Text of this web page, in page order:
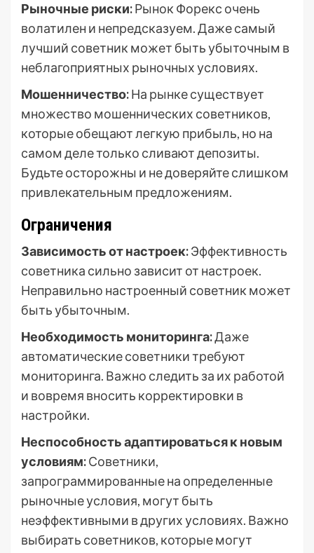
Рыночные риски:Рынок Форекс очень
волатилен и непредсказуем. Даже самый
лучший советник может быть убыточным в
неблагоприятных рыночных условиях.
Мошенничество:На рынке существует
множество мошеннических советников,
которые обещают легкую прибыль, но на
самом деле только сливают депозиты.
Будьте осторожны и не доверяйте слишком
привлекательным предложениям.
Ограничения
Зависимость от настроек:Эффективность
советника сильно зависит от настроек.
Неправильно настроенный советник может
быть убыточным.
Необходимость мониторинга:Даже
автоматические советники требуют
мониторинга. Важно следить за их работой
и вовремя вносить корректировки в
настройки.
Неспособность адаптироваться к новым
условиям:Советники,
запрограммированные на определенные
рыночные условия, могут быть
неэффективными в других условиях. Важно
выбирать советников, которые могут